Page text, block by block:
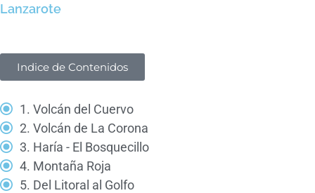
Lanzarote
Indice de Contenidos
1. Volcán del Cuervo
2. Volcán de La Corona
3. Haría - El Bosquecillo
4. Montaña Roja
5. Del Litoral al Golfo